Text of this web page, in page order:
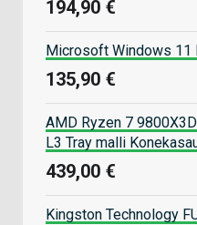
194,90 €
Microsoft Windows
135,90 €
AMD Ryzen 7
L3 Tray malli
439,00 €
Kingston Technology